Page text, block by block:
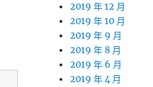
2019 年 12 月
2019 年 10 月
2019 年 9 月
2019 年 8 月
2019 年 6 月
2019 年 4 月